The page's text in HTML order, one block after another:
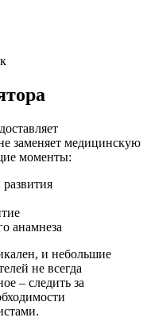
заменяет медицинскую
моменты:
анамнеза
и небольшие
не всегда
– следить за